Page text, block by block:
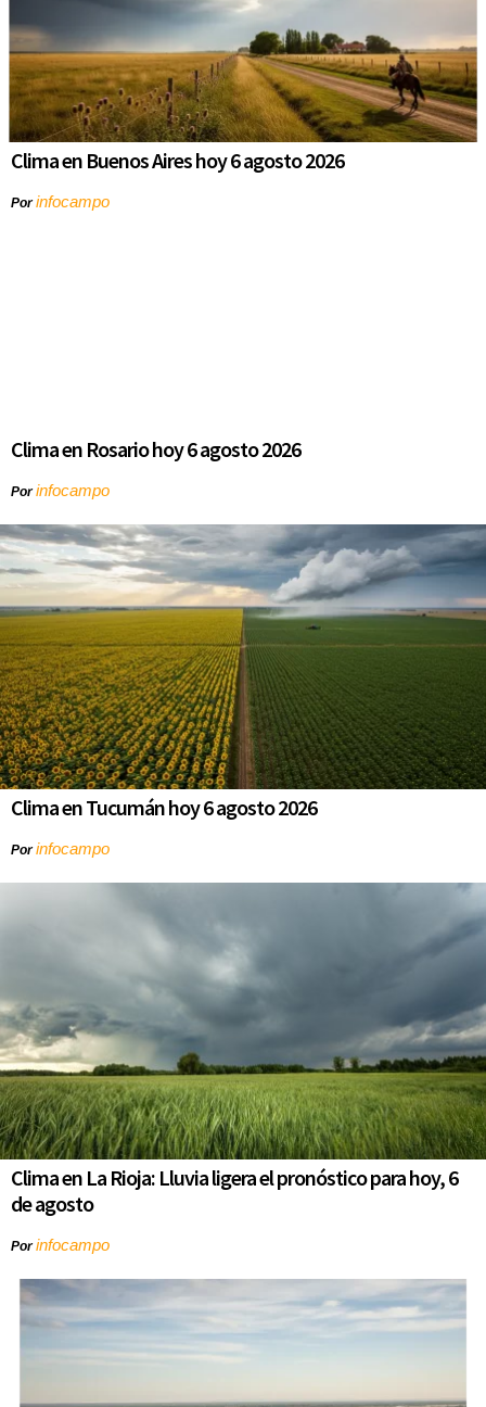
Clima en Buenos Aires hoy 6 agosto 2026
Porinfocampo
Clima en Rosario hoy 6 agosto 2026
Porinfocampo
Clima en Tucumán hoy 6 agosto 2026
Porinfocampo
Clima en La Rioja: Lluvia ligera el pronóstico para hoy, 6
de agosto
Porinfocampo